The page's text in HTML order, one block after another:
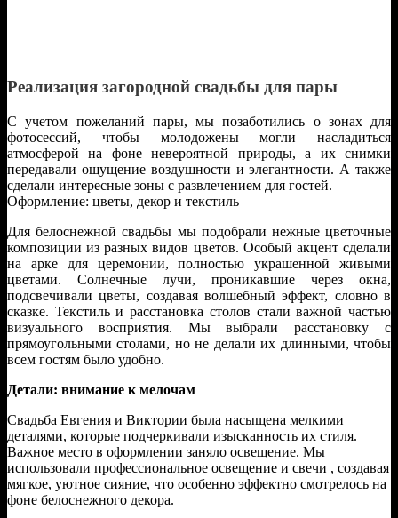
Реализация загородной свадьбы для пары
С учетом пожеланий пары, мы позаботились о зонах для
фотосессий, чтобы молодожены могли насладиться
атмосферой на фоне невероятной природы, а их снимки
передавали ощущение воздушности и элегантности. А также
сделали интересные зоны с развлечением для гостей.
Оформление: цветы, декор и текстиль
Для белоснежной свадьбы мы подобрали нежные цветочные
композиции из разных видов цветов. Особый акцент сделали
на арке для церемонии, полностью украшенной живыми
цветами. Солнечные лучи, проникавшие через окна,
подсвечивали цветы, создавая волшебный эффект, словно в
сказке. Текстиль и расстановка столов стали важной частью
визуального восприятия. Мы выбрали расстановку с
прямоугольными столами, но не делали их длинными, чтобы
всем гостям было удобно.
Детали: внимание к мелочам
Свадьба Евгения и Виктории была насыщена мелкими
деталями, которые подчеркивали изысканность их стиля.
Важное место в оформлении заняло освещение. Мы
использовали профессиональное освещение и свечи , создавая
мягкое, уютное сияние, что особенно эффектно смотрелось на
фоне белоснежного декора.